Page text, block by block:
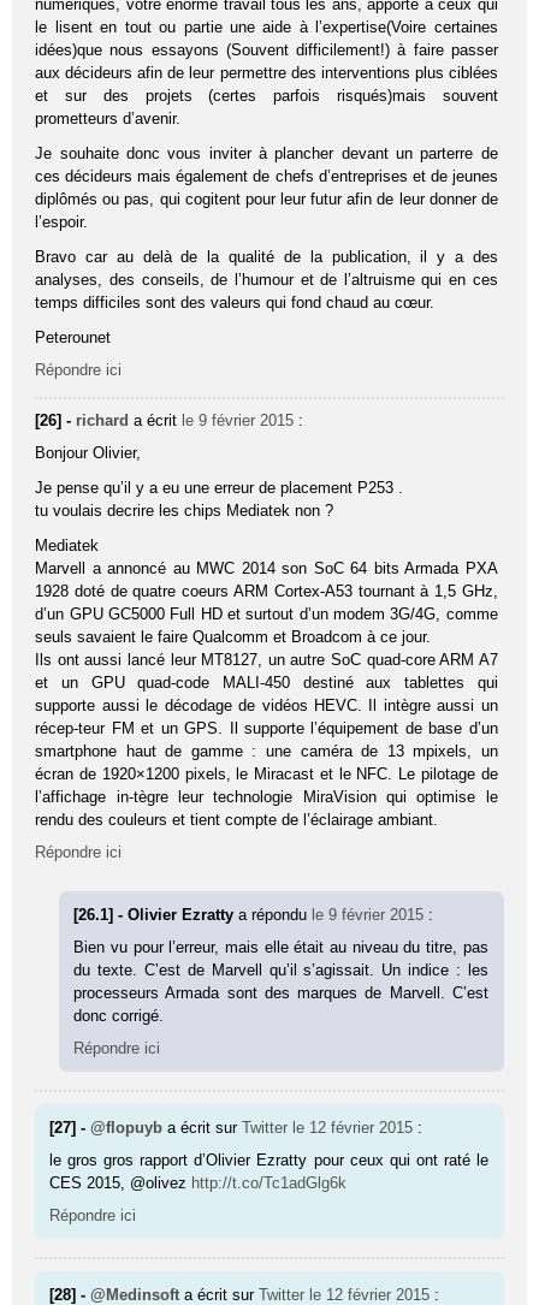
numériques, votre énorme travail tous les ans, apporte à ceux qui
le lisent en tout ou partie une aide à l’expertise(Voire certaines
idées)que nous essayons (Souvent difficilement!) à faire passer
aux décideurs afin de leur permettre des interventions plus ciblées
et sur des projets (certes parfois risqués)mais souvent
prometteurs d’avenir.
Je souhaite donc vous inviter à plancher devant un parterre de
ces décideurs mais également de chefs d’entreprises et de jeunes
diplômés ou pas, qui cogitent pour leur futur afin de leur donner de
l’espoir.
Bravo car au delà de la qualité de la publication, il y a des
analyses, des conseils, de l’humour et de l’altruisme qui en ces
temps difficiles sont des valeurs qui fond chaud au cœur.
Peterounet
Répondre ici
[26] - richard a écrit le 9 février 2015 :
Bonjour Olivier,
Je pense qu’il y a eu une erreur de placement P253 .
tu voulais decrire les chips Mediatek non ?
Mediatek
Marvell a annoncé au MWC 2014 son SoC 64 bits Armada PXA
1928 doté de quatre coeurs ARM Cortex-A53 tournant à 1,5 GHz,
d’un GPU GC5000 Full HD et surtout d’un modem 3G/4G, comme
seuls savaient le faire Qualcomm et Broadcom à ce jour.
Ils ont aussi lancé leur MT8127, un autre SoC quad-core ARM A7
et un GPU quad-code MALI-450 destiné aux tablettes qui
supporte aussi le décodage de vidéos HEVC. Il intègre aussi un
récep-teur FM et un GPS. Il supporte l’équipement de base d’un
smartphone haut de gamme : une caméra de 13 mpixels, un
écran de 1920×1200 pixels, le Miracast et le NFC. Le pilotage de
l’affichage in-tègre leur technologie MiraVision qui optimise le
rendu des couleurs et tient compte de l’éclairage ambiant.
Répondre ici
[26.1] - Olivier Ezrattya répondu le 9 février 2015 :
Bien vu pour l’erreur, mais elle était au niveau du titre, pas
du texte. C’est de Marvell qu’il s’agissait. Un indice : les
processeurs Armada sont des marques de Marvell. C’est
donc corrigé.
Répondre ici
[27] -@flopuyb a écrit surTwitter le 12 février 2015 :
le gros gros rapport d’Olivier Ezratty pour ceux qui ont raté le
CES 2015, @olivez http://t.co/Tc1adGlg6k
Répondre ici
[28] -@Medinsoft a écrit surTwitter le 12 février 2015 :